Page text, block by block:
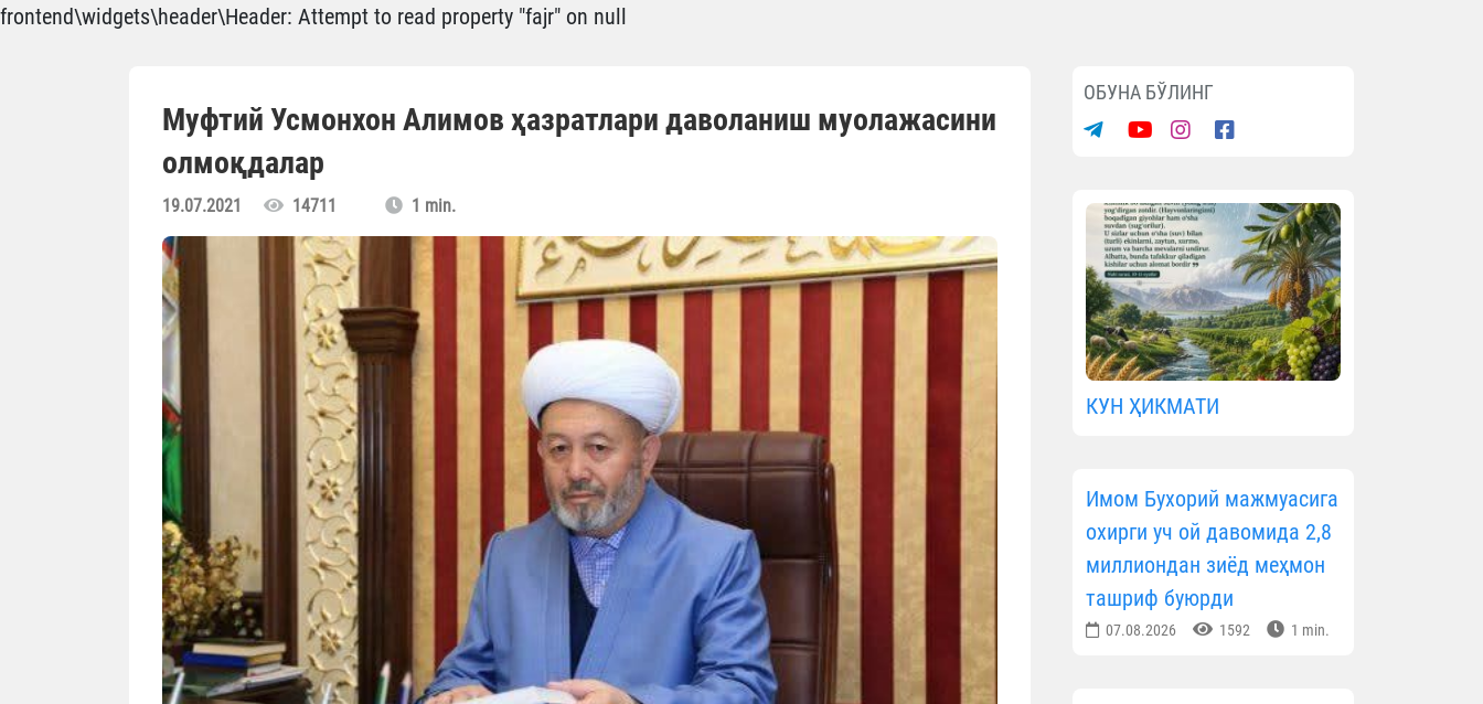
frontend\widgets\header\Header: Attempt to read property "fajr" on null
Муфтий Усмонхон Алимов ҳазратлари даволаниш муолажасини
олмоқдалар
19.07.2021 14711 1 min.
ОБУНА БЎЛИНГ
КУН ҲИКМАТИ
Имом Бухорий мажмуасига
охирги уч ой давомида 2,8
миллиондан зиёд меҳмон
ташриф буюрди
07.08.2026 1592 1 min.